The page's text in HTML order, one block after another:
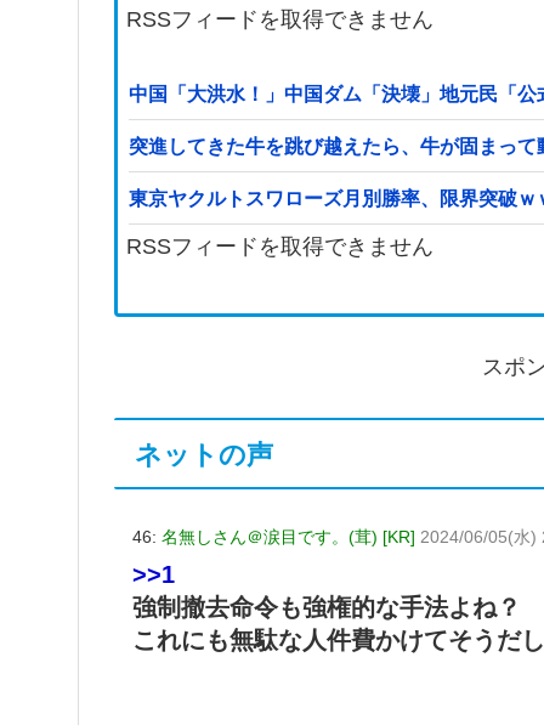
RSSフィードを取得できません
中国「大洪水！」中国ダム「決壊」地元民「
突進してきた牛を跳び越えたら、牛が固まっ
東京ヤクルトスワローズ月別勝率、限界突破
RSSフィードを取得できません
スポ
ネットの声
46: 名無しさん＠涙目です。(茸) [KR] 2024/06/05(水)
>>1
強制撤去命令も強権的な手法よね？
これにも無駄な人件費かけてそうだし